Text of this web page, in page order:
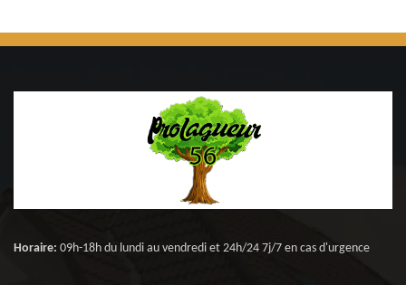
Horaire: 09h-18h du lundi au vendredi et 24h/24 7j/7 en cas d'urgence